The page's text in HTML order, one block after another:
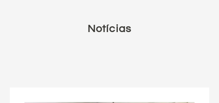
Notícias